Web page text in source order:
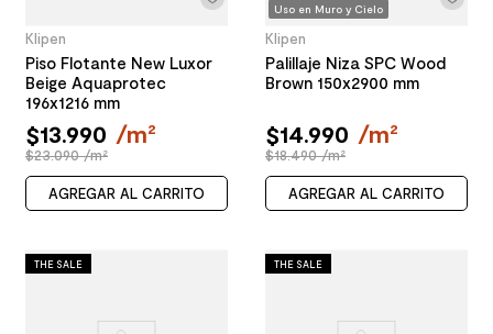
Klipen
Piso Flotante New Luxor
Beige Aquaprotec
196x1216 mm
$13.990 /m²
$23.090 /m²
AGREGAR AL CARRITO
Uso en Muro y Cielo
Klipen
Palillaje Niza SPC Wood
Brown 150x2900 mm
$14.990 /m²
$18.490 /m²
AGREGAR AL CARRITO
THE SALE THE SALE